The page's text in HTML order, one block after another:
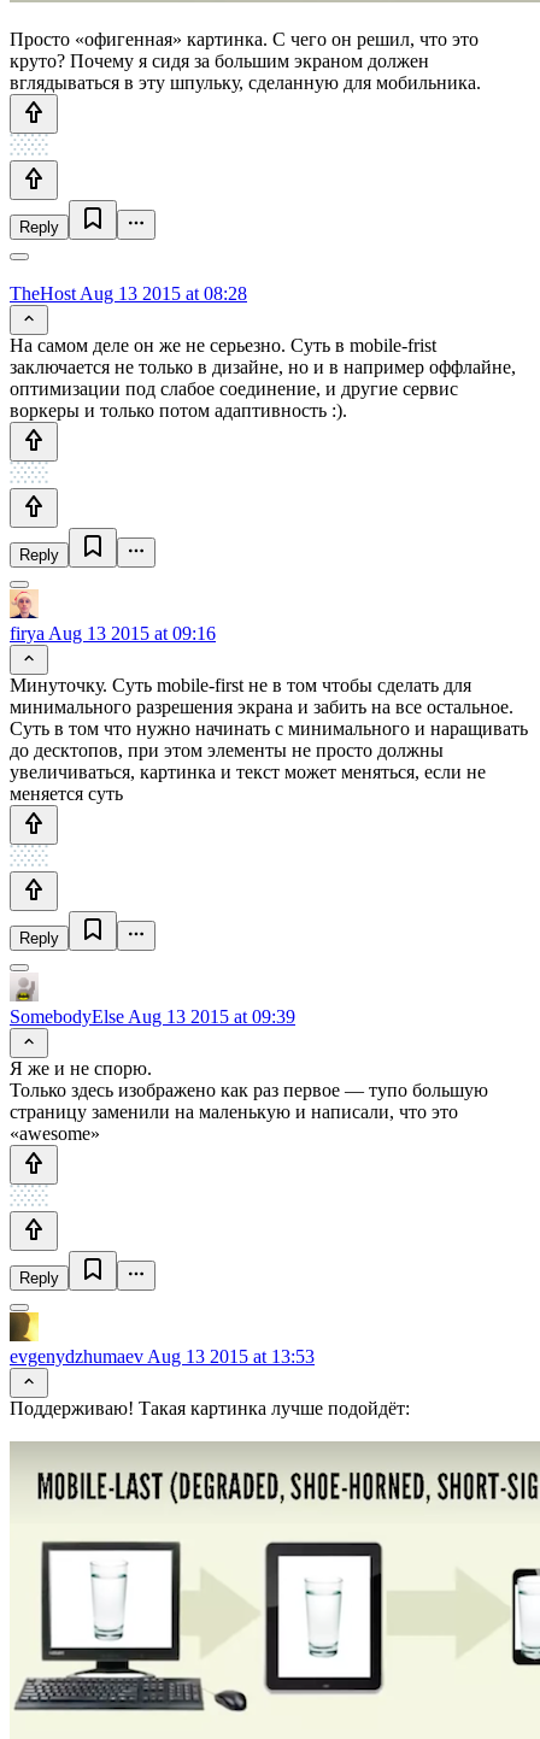
Просто «офигенная» картинка. С чего он решил, что это
круто? Почему я сидя за большим экраном должен
вглядываться в эту шпульку, сделанную для мобильника.
Reply
TheHost Aug 13 2015 at 08:28
На самом деле он же не серьезно. Суть в mobile-frist
заключается не только в дизайне, но и в например оффлайне,
оптимизации под слабое соединение, и другие сервис
воркеры и только потом адаптивность :).
Reply
firya Aug 13 2015 at 09:16
Минуточку. Суть mobile-first не в том чтобы сделать для
минимального разрешения экрана и забить на все остальное.
Суть в том что нужно начинать с минимального и наращивать
до десктопов, при этом элементы не просто должны
увеличиваться, картинка и текст может меняться, если не
меняется суть
Reply
SomebodyElse Aug 13 2015 at 09:39
Я же и не спорю.
Только здесь изображено как раз первое — тупо большую
страницу заменили на маленькую и написали, что это
«awesome»
Reply
evgenydzhumaev Aug 13 2015 at 13:53
Поддерживаю! Такая картинка лучше подойдёт: